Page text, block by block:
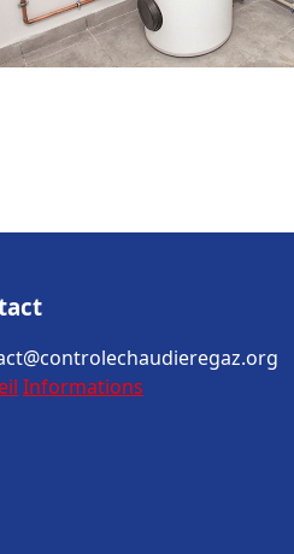
Informations